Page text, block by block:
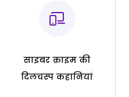
साइबर क्राइम की
दिलचस्प कहानियां